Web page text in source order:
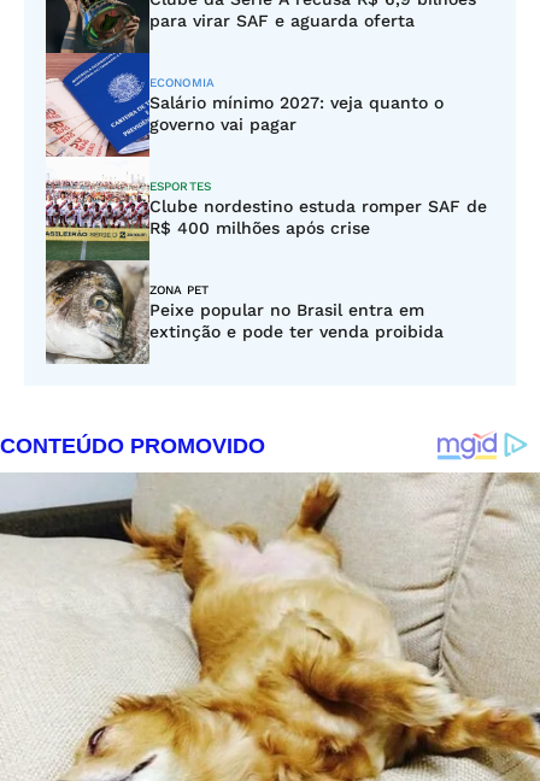
para virar SAF e aguarda oferta
ECONOMIA
Salário mínimo 2027: veja quanto o
governo vai pagar
ESPORTES
Clube nordestino estuda romper SAF de
R$ 400 milhões após crise
ZONA PET
Peixe popular no Brasil entra em
extinção e pode ter venda proibida